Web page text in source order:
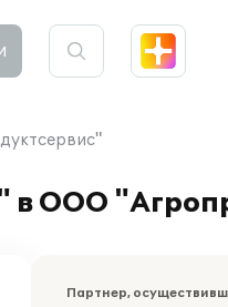
в ООО
Партнер,